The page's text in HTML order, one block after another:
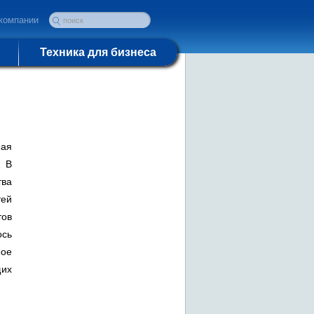
Техника для бизнеса
В